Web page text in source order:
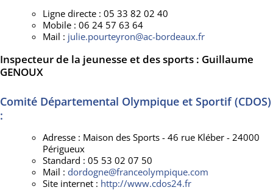
Ligne directe : 05 33 82 02 40
Mobile : 06 24 57 63 64
Mail : julie.pourteyron@ac-bordeaux.fr
Inspecteur de la jeunesse et des sports : Guillaume
GENOUX
Comité Départemental Olympique et Sportif (CDOS)
:
Adresse : Maison des Sports - 46 rue Kléber - 24000
Périgueux
Standard : 05 53 02 07 50
Mail : dordogne@franceolympique.com
Site internet : http://www.cdos24.fr